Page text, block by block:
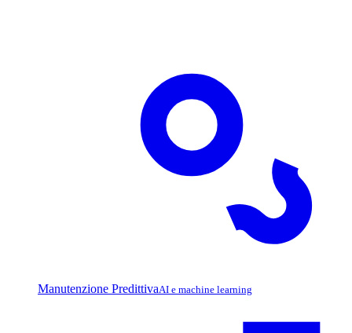
Manutenzione PredittivaAI e machine learning